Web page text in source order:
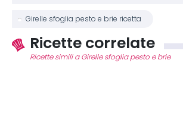
Girelle sfoglia pesto e brie ricetta
Ricette correlate
Ricette simili a Girelle sfoglia pesto e brie